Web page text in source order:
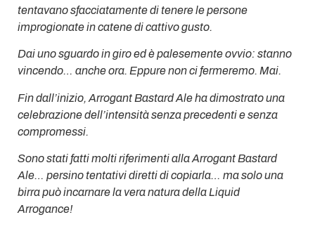
tentavano sfacciatamente di tenere le persone
improgionate in catene di cattivo gusto.
Dai uno sguardo in giro ed è palesemente ovvio: stanno
vincendo… anche ora. Eppure non ci fermeremo. Mai.
Fin dall’inizio, Arrogant Bastard Ale ha dimostrato una
celebrazione dell’intensità senza precedenti e senza
compromessi.
Sono stati fatti molti riferimenti alla Arrogant Bastard
Ale… persino tentativi diretti di copiarla… ma solo una
birra può incarnare la vera natura della Liquid
Arrogance!